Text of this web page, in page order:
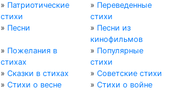
» Патриотические
стихи
» Переведенные
стихи
» Песни » Песни из
кинофильмов
» Пожелания в
стихах
» Популярные
стихи
» Сказки в стихах » Советские стихи
» Стихи о весне » Стихи о войне